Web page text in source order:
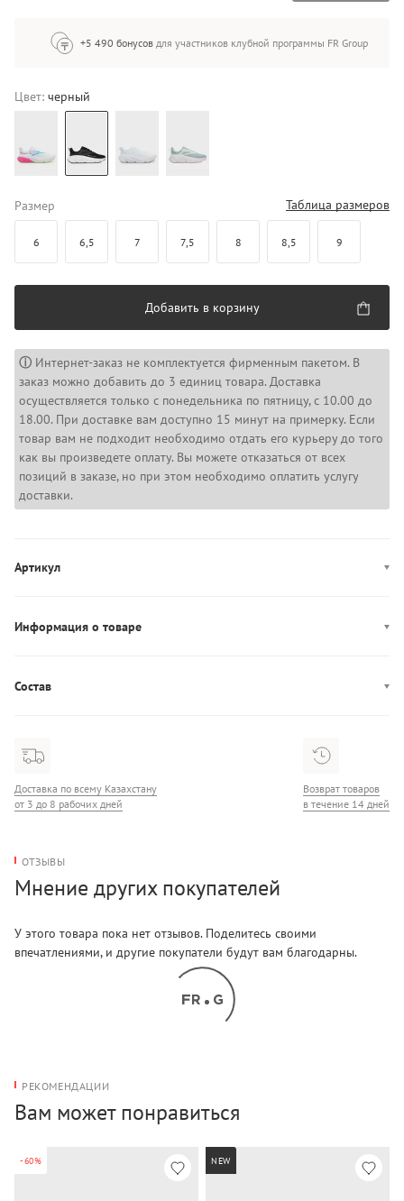
+5 490 бонусов для участников клубной программы FR Group
Цвет: черный
Размер Таблица размеров
6 6,5 7 7,5 8 8,5 9
Добавить в корзину
ⓘ Интернет-заказ не комплектуется фирменным пакетом. В
заказ можно добавить до 3 единиц товара. Доставка
осуществляется только с понедельника по пятницу, с 10.00 до
18.00. При доставке вам доступно 15 минут на примерку. Если
товар вам не подходит необходимо отдать его курьеру до того
как вы произведете оплату. Вы можете отказаться от всех
позиций в заказе, но при этом необходимо оплатить услугу
доставки.
Артикул
Информация о товаре
Состав
Доставка по всему Казахстану
от 3 до 8 рабочих дней
Возврат товаров
в течение 14 дней
ОТЗЫВЫ
Мнение других покупателей
У этого товара пока нет отзывов. Поделитесь своими
впечатлениями, и другие покупатели будут вам благодарны.
РЕКОМЕНДАЦИИ
Вам может понравиться
-60% NEW